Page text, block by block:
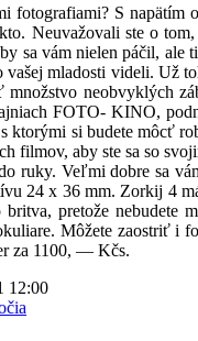
fotografiami? S napätím
Neuvažovali ste o
sa vám nielen páčil, ale
vašej mladosti videli. Už
neobvyklých
FOTO- KINO,
ktorými si budete môcť
filmov, aby ste sa so
ruky. Veľmi dobre sa
24 x 36 mm. Zorkij 4
pretože
Môžete zaostriť i
za 1100, — Kčs.
12:00